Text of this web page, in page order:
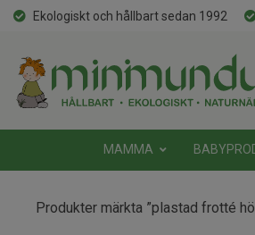
Ekologiskt och hållbart sedan 1992
MAMMA
Produkter märkta ”plastad frotté